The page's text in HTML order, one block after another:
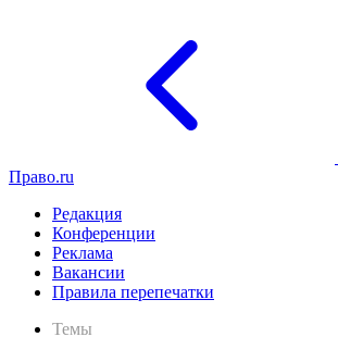
Право.ru
Редакция
Конференции
Реклама
Вакансии
Правила перепечатки
Темы